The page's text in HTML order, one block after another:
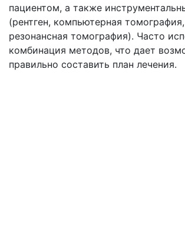
пациентом, а также
(рентген, компьютерная
резонансная томография). Часто
комбинация методов, что дает
правильно составить план лечения.